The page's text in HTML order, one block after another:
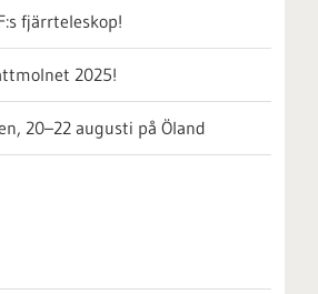
fjärrteleskop!
2025!
20–22 augusti på Öland